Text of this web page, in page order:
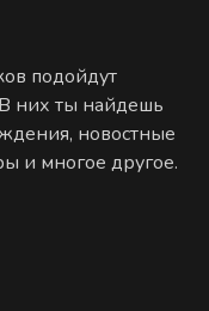
подойдут
них ты найдешь
новостные
и многое другое.